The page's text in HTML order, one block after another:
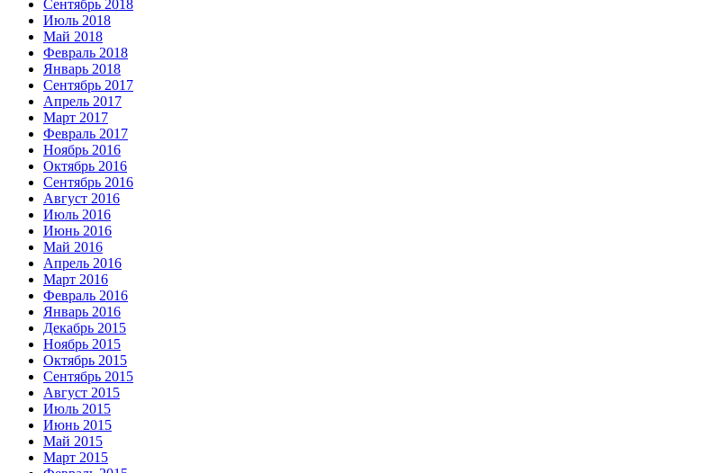
Сентябрь 2018
Июль 2018
Май 2018
Февраль 2018
Январь 2018
Сентябрь 2017
Апрель 2017
Март 2017
Февраль 2017
Ноябрь 2016
Октябрь 2016
Сентябрь 2016
Август 2016
Июль 2016
Июнь 2016
Май 2016
Апрель 2016
Март 2016
Февраль 2016
Январь 2016
Декабрь 2015
Ноябрь 2015
Октябрь 2015
Сентябрь 2015
Август 2015
Июль 2015
Июнь 2015
Май 2015
Март 2015